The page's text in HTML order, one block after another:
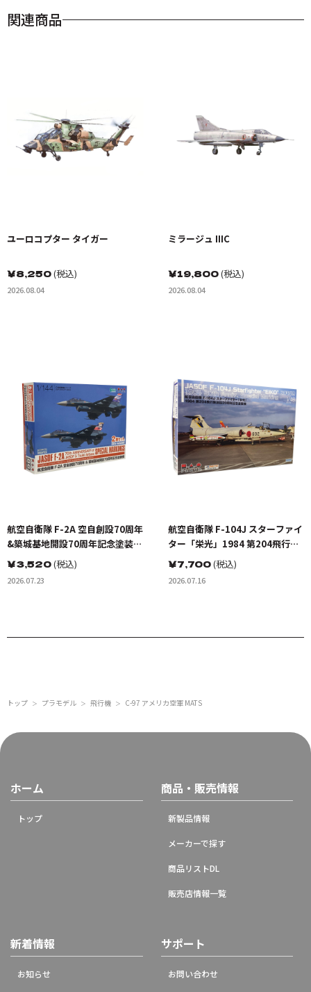
関連商品
ユーロコプター タイガー
￥8,250(税込)
2026.08.04
ミラージュ IIIC
￥19,800(税込)
2026.08.04
航空自衛隊 F-2A 空自創設70周年
&築城基地開設70周年記念塗装機
2機セット
￥3,520(税込)
2026.07.23
航空自衛隊 F-104J スターファイ
ター「栄光」1984 第204飛行隊
創設20周年記念塗装機
￥7,700(税込)
2026.07.16
トップ ＞ プラモデル ＞ 飛行機 ＞ C-97 アメリカ空軍 MATS
ホーム
トップ
商品・販売情報
新製品情報
メーカーで探す
商品リストDL
販売店情報一覧
新着情報
お知らせ
サポート
お問い合わせ